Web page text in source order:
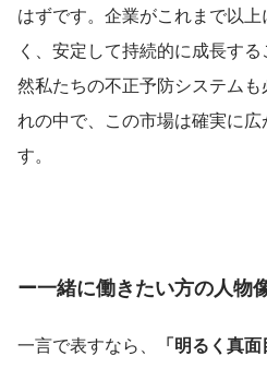
はずです。企業がこれまで以
く、安定して持続的に成長す
然私たちの不正予防システム
れの中で、この市場は確実に
す。
ー一緒に働きたい方の人物
一言で表すなら、 「明るく真面